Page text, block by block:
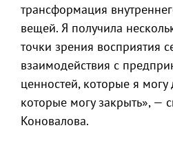
трансформация
вещей. Я получила
точки зрения восприятия
взаимодействия с
ценностей, которые я могу
которые могу закрыть», —
Коновалова.